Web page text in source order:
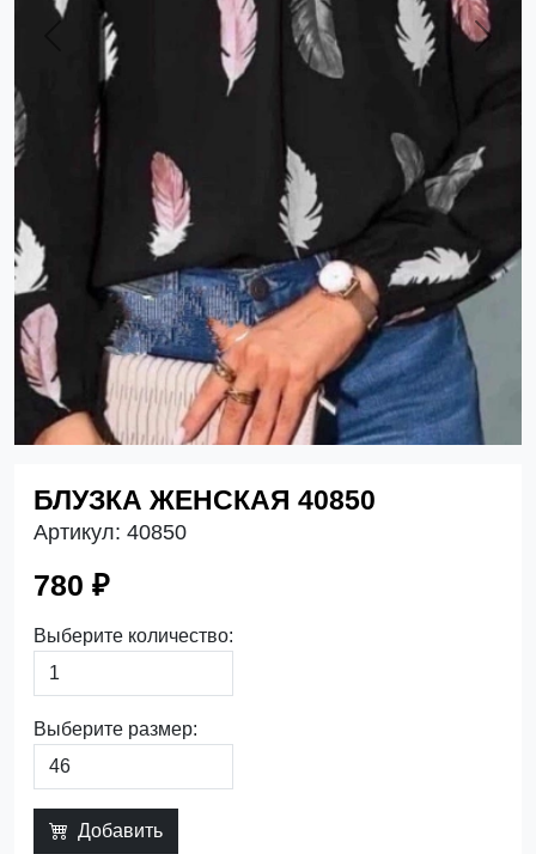
Previous Next
БЛУЗКА ЖЕНСКАЯ 40850
Артикул: 40850
780 ₽
Выберите количество:
Выберите размер:
Добавить